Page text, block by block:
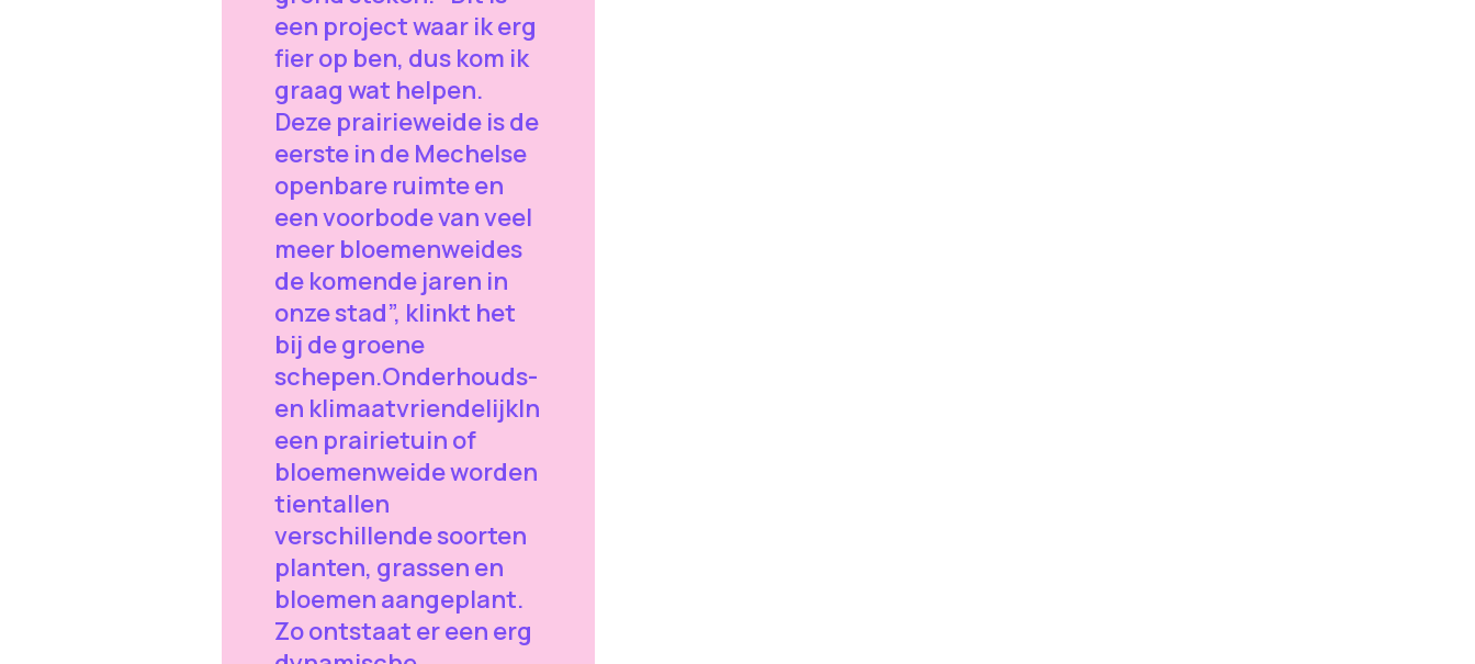
een project waar ik erg
fier op ben, dus kom ik
graag wat helpen.
Deze prairieweide is de
eerste in de Mechelse
openbare ruimte en
een voorbode van veel
meer bloemenweides
de komende jaren in
onze stad”, klinkt het
bij de groene
schepen.Onderhouds-
en klimaatvriendelijkIn
een prairietuin of
bloemenweide worden
tientallen
verschillende soorten
planten, grassen en
bloemen aangeplant.
Zo ontstaat er een erg